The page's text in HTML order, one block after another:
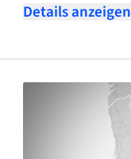
Details anzeigen